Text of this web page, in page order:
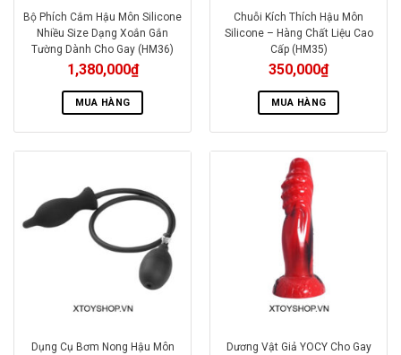
Bộ Phích Cắm Hậu Môn Silicone
Nhiều Size Dạng Xoắn Gắn
Tường Dành Cho Gay (HM36)
1,380,000₫
MUA HÀNG
Chuỗi Kích Thích Hậu Môn
Silicone – Hàng Chất Liệu Cao
Cấp (HM35)
350,000₫
MUA HÀNG
Dụng Cụ Bơm Nong Hậu Môn
Dương Vật Giả YOCY Cho Gay